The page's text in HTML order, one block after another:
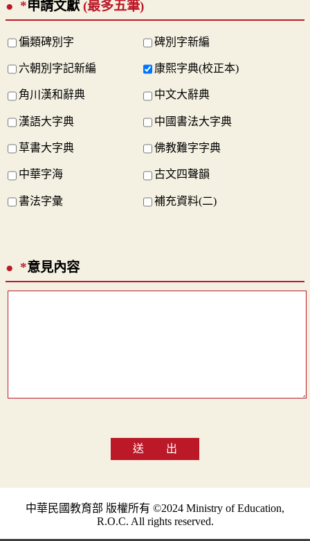
*申請文獻 (最多五筆)
偏類碑別字 碑別字新編
六朝別字記新編 康熙字典(校正本)
角川漢和辭典 中文大辭典
漢語大字典 中國書法大字典
草書大字典 佛教難字字典
中華字海 古文四聲韻
書法字彙 補充資料(二)
*意見內容
送 出
中華民國教育部 版權所有 ©2024 Ministry of Education,
R.O.C. All rights reserved.